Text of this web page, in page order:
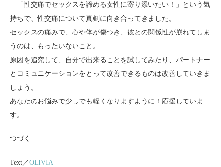
「性交痛でセックスを諦める女性に寄り添いたい！」という気
持ちで、性交痛について真剣に向き合ってきました。
セックスの痛みで、心や体が傷つき、彼との関係性が崩れてしま
うのは、もったいないこと。
原因を追究して、自分で出来ることを試してみたり、パートナー
とコミュニケーションをとって改善できるものは改善していきま
しょう。
あなたのお悩みで少しでも軽くなりますように！応援していま
す。
つづく
Text／OLIVIA